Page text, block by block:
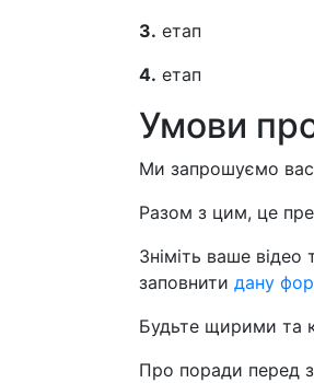
3. етап
4. етап
Умови
Ми запрошуємо вас
Разом з цим, це
Зніміть ваше
заповнити дану
Будьте щирими та
Про поради перед